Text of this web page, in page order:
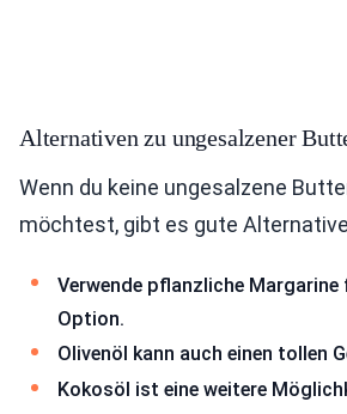
Alternativen zu ungesalzener
Wenn du keine ungesalzene
möchtest, gibt es gute
Verwende pflanzliche Margarine
Option.
Olivenöl kann auch einen tollen
Kokosöl ist eine weitere